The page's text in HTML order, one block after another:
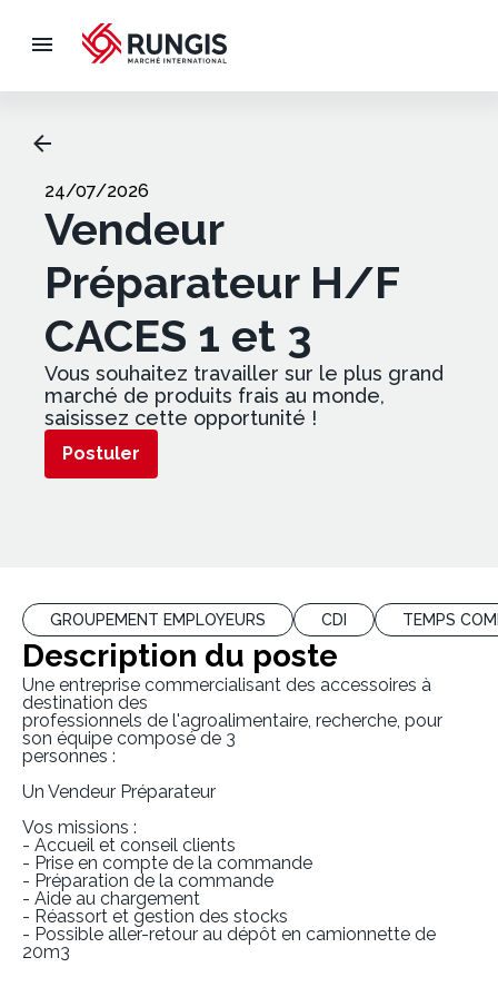
24/07/2026
Vendeur
Préparateur H/F
CACES 1 et 3
Vous souhaitez travailler sur le plus grand
marché de produits frais au monde,
saisissez cette opportunité !
Postuler
GROUPEMENT EMPLOYEURS CDI TEMPS
Description du poste
Une entreprise commercialisant des accessoires à
destination des
professionnels de l'agroalimentaire, recherche, pour
son équipe composé de 3
personnes :
Un Vendeur Préparateur
Vos missions :
- Accueil et conseil clients
- Prise en compte de la commande
- Préparation de la commande
- Aide au chargement
- Réassort et gestion des stocks
- Possible aller-retour au dépôt en camionnette de
20m3